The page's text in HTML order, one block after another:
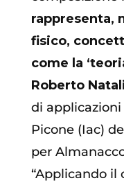
rappresenta,
fisico,
come la
Roberto
di
Picone (Iac)
per
“Applicando il